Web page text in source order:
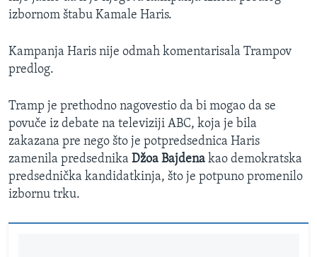
izbornom štabu Kamale Haris.
Kampanja Haris nije odmah komentarisala Trampov
predlog.
Tramp je prethodno nagovestio da bi mogao da se
povuče iz debate na televiziji ABC, koja je bila
zakazana pre nego što je potpredsednica Haris
zamenila predsednika Džoa Bajdena kao demokratska
predsednička kandidatkinja, što je potpuno promenilo
izbornu trku.